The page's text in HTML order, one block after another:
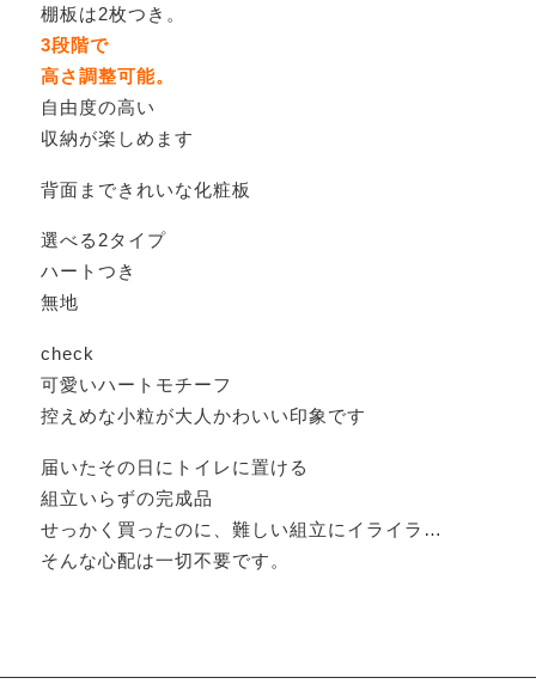
棚板は2枚つき。
3段階で
高さ調整可能。
自由度の高い
収納が楽しめます
背面まできれいな化粧板
選べる2タイプ
ハートつき
無地
check
可愛いハートモチーフ
控えめな小粒が大人かわいい印象です
届いたその日にトイレに置ける
組立いらずの完成品
せっかく買ったのに、難しい組立にイライラ…
そんな心配は一切不要です。